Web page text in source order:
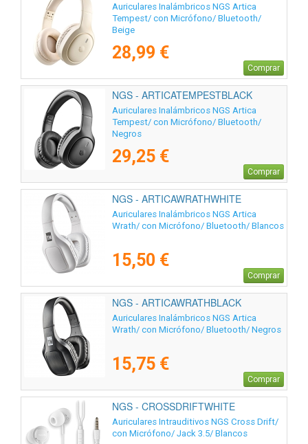
Auriculares Inalámbricos NGS Artica
Tempest/ con Micrófono/ Bluetooth/
Beige
28,99 €
Comprar
NGS - ARTICATEMPESTBLACK
Auriculares Inalámbricos NGS Artica
Tempest/ con Micrófono/ Bluetooth/
Negros
29,25 €
Comprar
NGS - ARTICAWRATHWHITE
Auriculares Inalámbricos NGS Artica
Wrath/ con Micrófono/ Bluetooth/ Blancos
15,50 €
Comprar
NGS - ARTICAWRATHBLACK
Auriculares Inalámbricos NGS Artica
Wrath/ con Micrófono/ Bluetooth/ Negros
15,75 €
Comprar
NGS - CROSSDRIFTWHITE
Auriculares Intrauditivos NGS Cross Drift/
con Micrófono/ Jack 3.5/ Blancos